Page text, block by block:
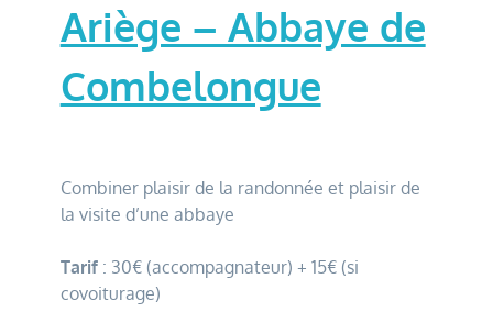
Ariège – Abbaye de
Combelongue
Combiner plaisir de la randonnée et plaisir de
la visite d’une abbaye
Tarif: 30€ (accompagnateur) + 15€ (si
covoiturage)